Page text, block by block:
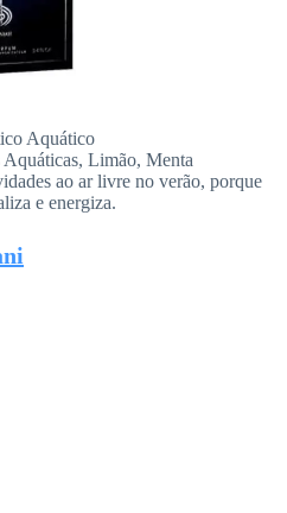
Aquático
Aquáticas, Limão, Menta
ao ar livre no verão, porque
e energiza.